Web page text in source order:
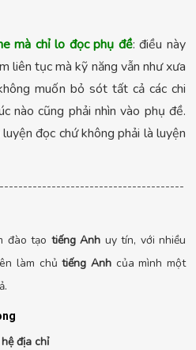
mà chỉ lo đọc phụ đề: điều này
liên tục mà kỹ năng vẫn như xưa
muốn bỏ sót tất cả các chi
nào cũng phải nhìn vào phụ đề.
đọc chứ không phải là luyện
đào tạo tiếng Anh uy tín, với nhiều
làm chủtiếng Anh của mình một
địa chỉ